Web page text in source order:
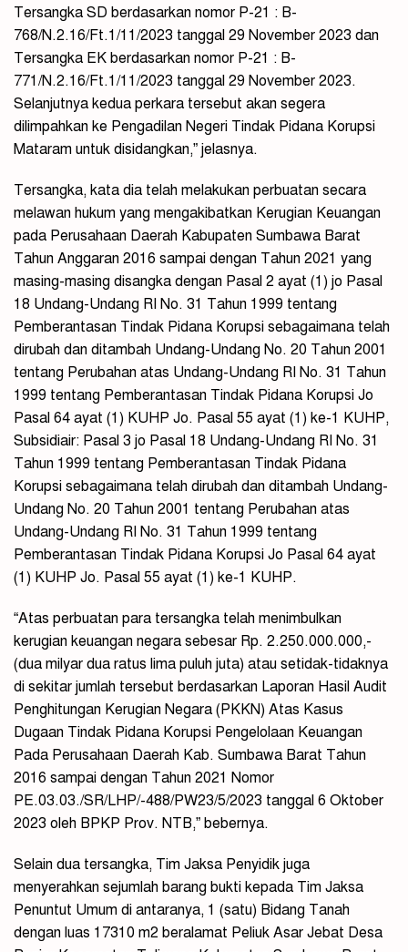
Tersangka SD berdasarkan nomor P-21 : B-
768/N.2.16/Ft.1/11/2023 tanggal 29 November 2023 dan
Tersangka EK berdasarkan nomor P-21 : B-
771/N.2.16/Ft.1/11/2023 tanggal 29 November 2023.
Selanjutnya kedua perkara tersebut akan segera
dilimpahkan ke Pengadilan Negeri Tindak Pidana Korupsi
Mataram untuk disidangkan,” jelasnya.
Tersangka, kata dia telah melakukan perbuatan secara
melawan hukum yang mengakibatkan Kerugian Keuangan
pada Perusahaan Daerah Kabupaten Sumbawa Barat
Tahun Anggaran 2016 sampai dengan Tahun 2021 yang
masing-masing disangka dengan Pasal 2 ayat (1) jo Pasal
18 Undang-Undang RI No. 31 Tahun 1999 tentang
Pemberantasan Tindak Pidana Korupsi sebagaimana telah
dirubah dan ditambah Undang-Undang No. 20 Tahun 2001
tentang Perubahan atas Undang-Undang RI No. 31 Tahun
1999 tentang Pemberantasan Tindak Pidana Korupsi Jo
Pasal 64 ayat (1) KUHP Jo. Pasal 55 ayat (1) ke-1 KUHP,
Subsidiair: Pasal 3 jo Pasal 18 Undang-Undang RI No. 31
Tahun 1999 tentang Pemberantasan Tindak Pidana
Korupsi sebagaimana telah dirubah dan ditambah Undang-
Undang No. 20 Tahun 2001 tentang Perubahan atas
Undang-Undang RI No. 31 Tahun 1999 tentang
Pemberantasan Tindak Pidana Korupsi Jo Pasal 64 ayat
(1) KUHP Jo. Pasal 55 ayat (1) ke-1 KUHP.
“Atas perbuatan para tersangka telah menimbulkan
kerugian keuangan negara sebesar Rp. 2.250.000.000,-
(dua milyar dua ratus lima puluh juta) atau setidak-tidaknya
di sekitar jumlah tersebut berdasarkan Laporan Hasil Audit
Penghitungan Kerugian Negara (PKKN) Atas Kasus
Dugaan Tindak Pidana Korupsi Pengelolaan Keuangan
Pada Perusahaan Daerah Kab. Sumbawa Barat Tahun
2016 sampai dengan Tahun 2021 Nomor
PE.03.03./SR/LHP/-488/PW23/5/2023 tanggal 6 Oktober
2023 oleh BPKP Prov. NTB,” bebernya.
Selain dua tersangka, Tim Jaksa Penyidik juga
menyerahkan sejumlah barang bukti kepada Tim Jaksa
Penuntut Umum di antaranya, 1 (satu) Bidang Tanah
dengan luas 17310 m2 beralamat Peliuk Asar Jebat Desa